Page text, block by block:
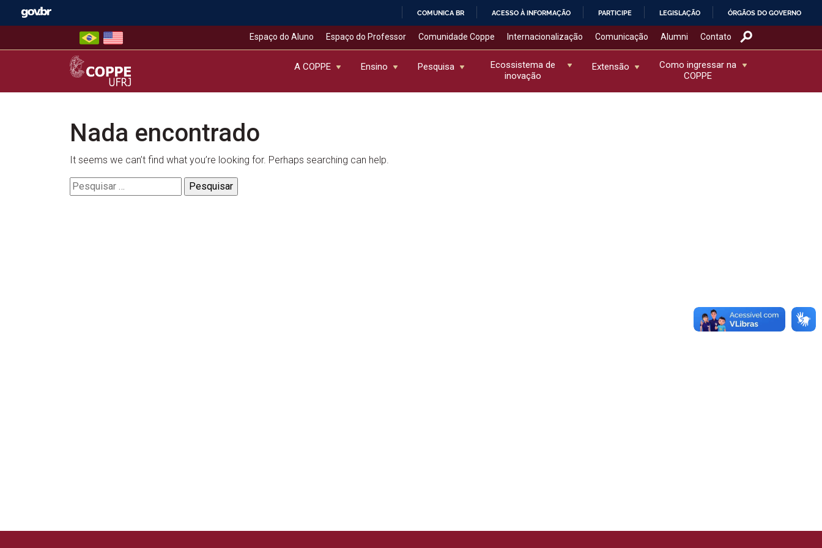
COMUNICA BR ACESSO À INFORMAÇÃO PARTICIPE LEGISLAÇÃO ÓRGÃOS DO GOVERNO
Espaço do Aluno Espaço do Professor Comunidade Coppe Internacionalização Comunicação Alumni Contato
COPPE – UFRJ
A COPPE Ensino Pesquisa
Ecossistema de
inovação
Extensão
Como ingressar na
COPPE
Nada encontrado
It seems we can’t find what you’re looking for. Perhaps searching can help.
Pesquisar
por: